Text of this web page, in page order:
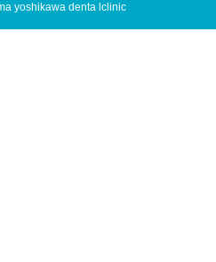
yoshikawa denta lclinic